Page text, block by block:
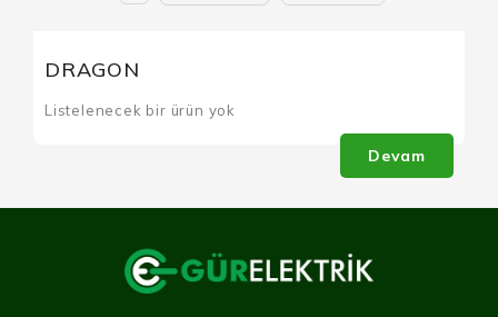
DRAGON
Listelenecek bir ürün yok
Devam